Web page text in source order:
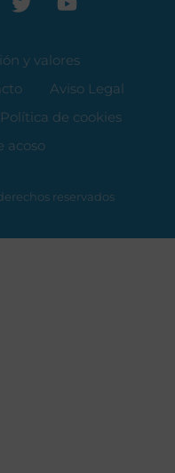
y valores
Aviso Legal
Política de cookies
acoso
reservados